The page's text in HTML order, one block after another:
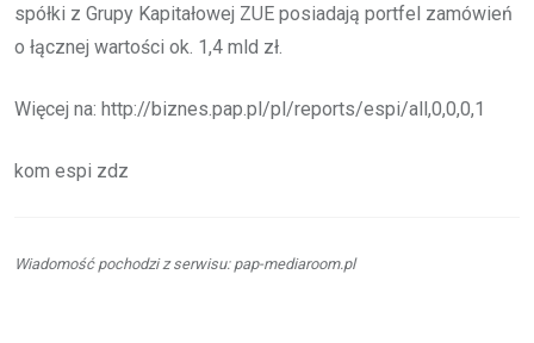
spółki z Grupy Kapitałowej ZUE posiadają portfel zamówień
o łącznej wartości ok. 1,4 mld zł.
Więcej na: http://biznes.pap.pl/pl/reports/espi/all,0,0,0,1
kom espi zdz
Wiadomość pochodzi z serwisu: pap-mediaroom.pl